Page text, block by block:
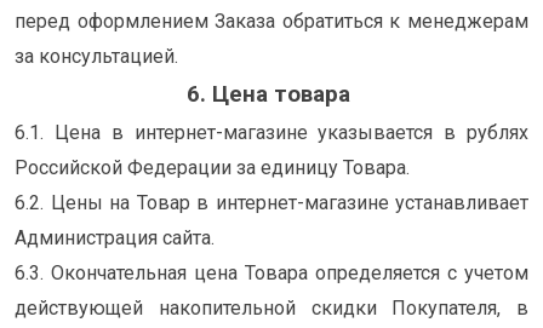
перед оформлением Заказа обратиться к менеджерам
за консультацией.
6. Цена товара
6.1. Цена в интернет-магазине указывается в рублях
Российской Федерации за единицу Товара.
6.2. Цены на Товар в интернет-магазине устанавливает
Администрация сайта.
6.3. Окончательная цена Товара определяется с учетом
действующей накопительной скидки Покупателя, в